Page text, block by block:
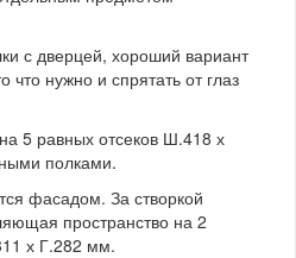
с дверцей, хороший вариант
что нужно и спрятать от глаз
5 равных отсеков Ш.418 х
полками.
фасадом. За створкой
пространство на 2
х Г.282 мм.